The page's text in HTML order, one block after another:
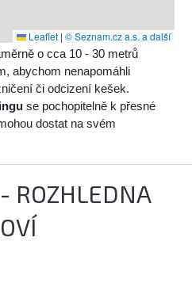
Leaflet | © Seznam.cz a.s. a další
o cca 10 - 30 metrů
abychom nenapomáhli
či odcizení kešek.
se pochopitelně k přesné
dostat na svém
- ROZHLEDNA